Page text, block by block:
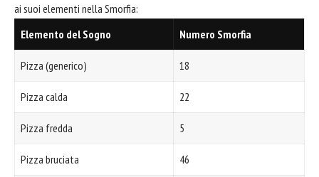
ai suoi elementi nella Smorfia:
Elemento del Sogno
Numero Smorfia
Pizza (generico) 18
Pizza calda 22
Pizza fredda 5
Pizza bruciata 46